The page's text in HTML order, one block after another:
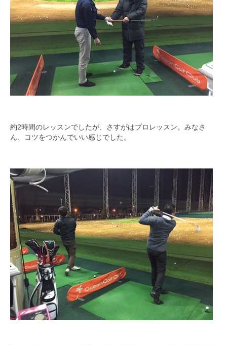
約2時間のレッスンでしたが、さすがはプロレッスン。みなさ
ん、コツをつかんでいい感じでした。